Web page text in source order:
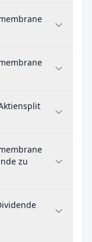
zu